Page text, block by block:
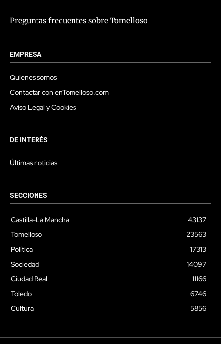
Preguntas frecuentes sobre Tomelloso
EMPRESA
Quienes somos
Contactar con enTomelloso.com
Aviso Legal y Cookies
DE INTERÉS
Últimas noticias
SECCIONES
Castilla-La Mancha
43137
Tomelloso
23563
Política
17313
Sociedad
14097
Ciudad Real
11166
Toledo
6746
Cultura
5856